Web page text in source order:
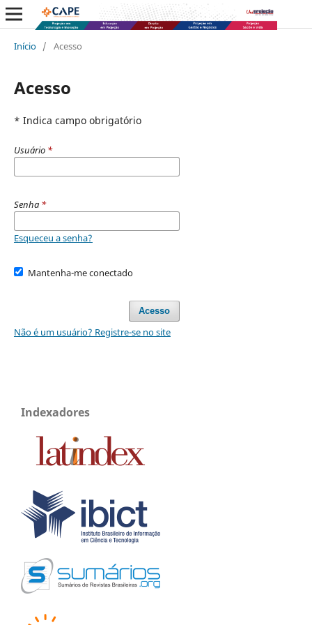
Início / Acesso
Acesso
* Indica campo obrigatório
Usuário *
Senha *
Esqueceu a senha?
Mantenha-me conectado
Acesso
Não é um usuário? Registre-se no site
Indexadores